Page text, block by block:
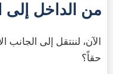
من الداخل إلى
الآن، لننتقل إلى
حقاً؟